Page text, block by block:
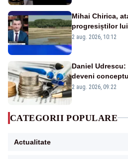
Mihai Chirica,
progresiștilor
protejăm și
2 aug. 2026, 10:12
Daniel
deveni
viitoare?
2 aug. 2026, 09:22
CATEGORII POPULARE
Actualitate